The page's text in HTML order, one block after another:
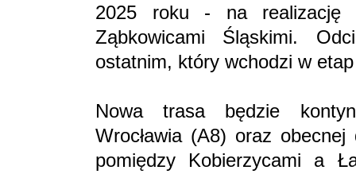
2025 roku - na realizację
Ząbkowicami Śląskimi.
ostatnim, który wchodzi w
Nowa trasa będzie
Wrocławia (A8) oraz
pomiędzy Kobierzycami a